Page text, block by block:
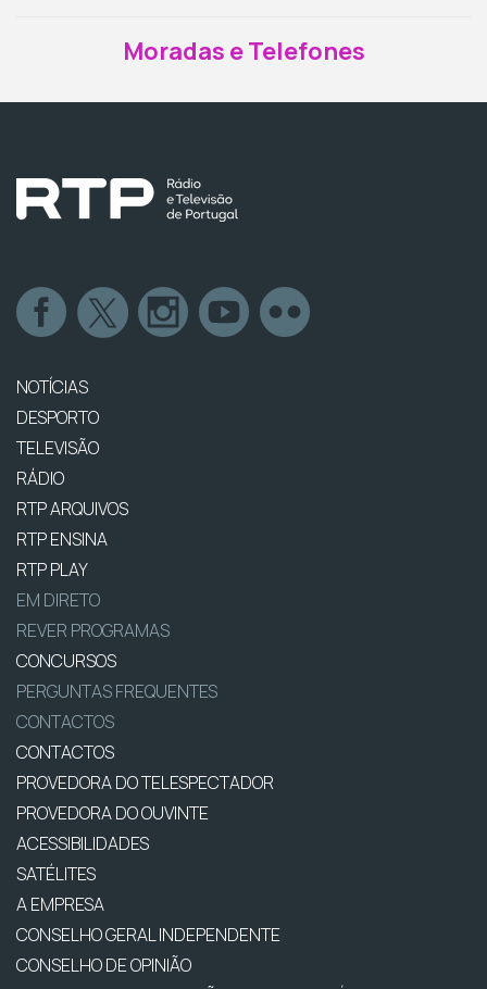
Moradas e Telefones
NOTÍCIAS
DESPORTO
TELEVISÃO
RÁDIO
RTP ARQUIVOS
RTP ENSINA
RTP PLAY
EM DIRETO
REVER PROGRAMAS
CONCURSOS
PERGUNTAS FREQUENTES
CONTACTOS
CONTACTOS
PROVEDORA DO TELESPECTADOR
PROVEDORA DO OUVINTE
ACESSIBILIDADES
SATÉLITES
A EMPRESA
CONSELHO GERAL INDEPENDENTE
CONSELHO DE OPINIÃO